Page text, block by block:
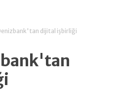
dijital işbirliği